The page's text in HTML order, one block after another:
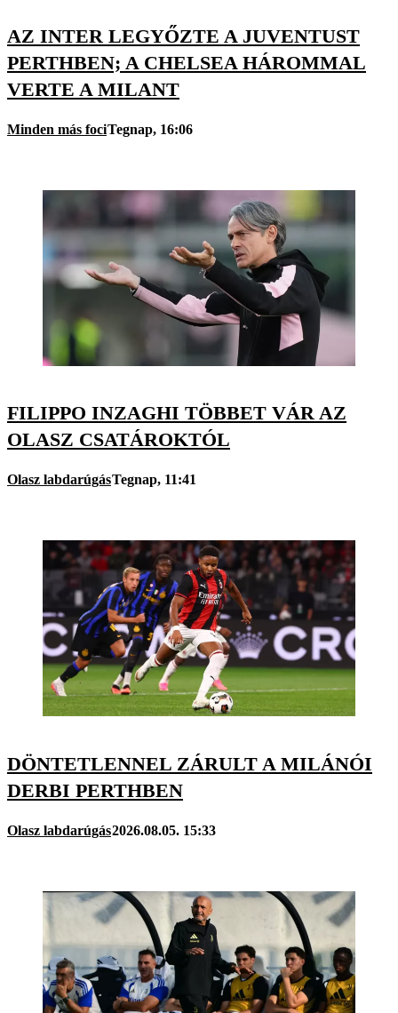
AZ INTER LEGYŐZTE A JUVENTUST
PERTHBEN; A CHELSEA HÁROMMAL
VERTE A MILANT
Minden más fociTegnap, 16:06
FILIPPO INZAGHI TÖBBET VÁR AZ
OLASZ CSATÁROKTÓL
Olasz labdarúgásTegnap, 11:41
DÖNTETLENNEL ZÁRULT A MILÁNÓI
DERBI PERTHBEN
Olasz labdarúgás2026.08.05. 15:33